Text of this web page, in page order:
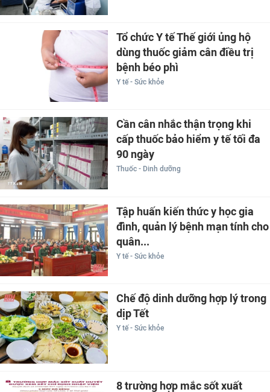
Tổ chức Y tế Thế giới ủng hộ
dùng thuốc giảm cân điều trị
bệnh béo phì
Y tế - Sức khỏe
Cần cân nhắc thận trọng khi
cấp thuốc bảo hiểm y tế tối đa
90 ngày
Thuốc - Dinh dưỡng
Tập huấn kiến thức y học gia
đình, quản lý bệnh mạn tính cho
quân...
Y tế - Sức khỏe
Chế độ dinh dưỡng hợp lý trong
dịp Tết
Y tế - Sức khỏe
8 trường hợp mắc sốt xuất